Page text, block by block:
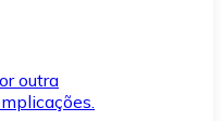
outra